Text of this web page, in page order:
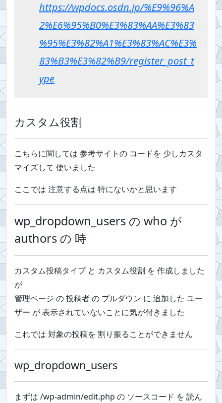
https://wpdocs.osdn.jp/%E9%96%A
2%E6%95%B0%E3%83%AA%E3%83
%95%E3%82%A1%E3%83%AC%E3%
83%B3%E3%82%B9/register_post_t
ype
カスタム役割
こちらに関しては 参考サイトの コードを 少しカスタ
マイズして 使いました
ここでは 注意する点は 特にないかと思います
wp_dropdown_users の who が
authors の 時
カスタム投稿タイプ と カスタム役割 を 作成しました
が
管理ページ の 投稿者 の プルダウン に 追加した ユー
ザー が 表示されていないことに気が付きました
これでは 対象の投稿を 割り振ることができません
wp_dropdown_users
まずは /wp-admin/edit.php の ソースコード を 読ん